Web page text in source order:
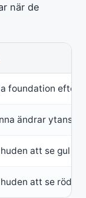
när de
foundation efter
ändrar ytans
att se gul
att se röd